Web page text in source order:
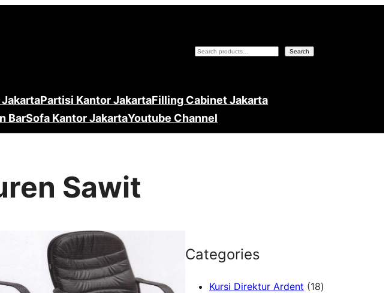
Search Search
Partisi Kantor JakartaFilling Cabinet Jakarta
BarSofa Kantor JakartaYoutube Channel
Sawit
Categories
Kursi Direktur Ardent 181